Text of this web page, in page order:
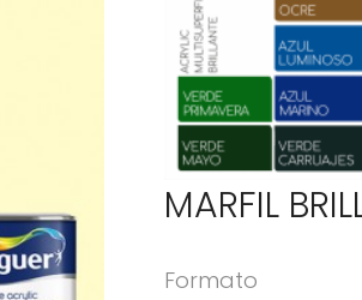
MARFIL
Formato